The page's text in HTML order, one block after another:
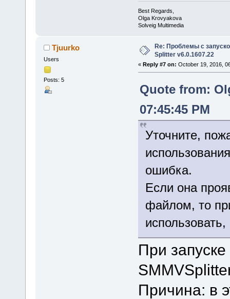
Best Regards,
Olga Krovyakova
Solveig Multimedia
Tjuurko
Users
Posts: 5
Re: Проблемы с
Splitter v6.0.1607.22
« Reply #7 on: October 19, 2016,
Quote from:
07:45:45 PM
Уточните,
ошибка.
Если она
файлом, то
При
Причина: в